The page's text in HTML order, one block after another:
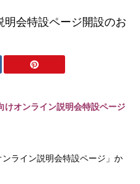
会特設ページ開設のお
けオンライン説明会特設ページ
ンライン説明会特設ページ」か